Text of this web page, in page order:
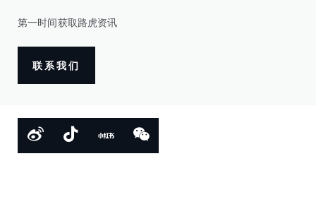
第一时间获取路虎资讯
联系我们